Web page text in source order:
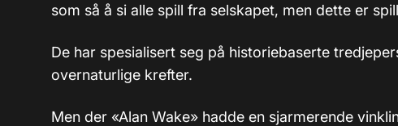
som så å si alle spill fra selskapet, men dette er
De har spesialisert seg på historiebaserte
overnaturlige krefter.
Men der «Alan Wake» hadde en sjarmerende